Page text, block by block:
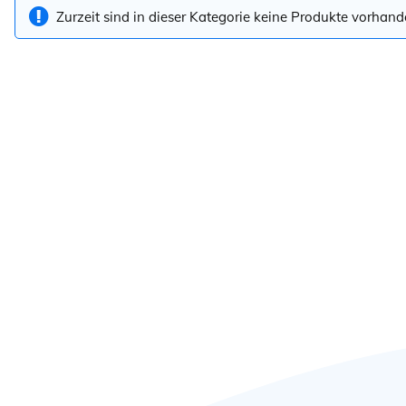
Zurzeit sind in dieser Kategorie keine Produkte